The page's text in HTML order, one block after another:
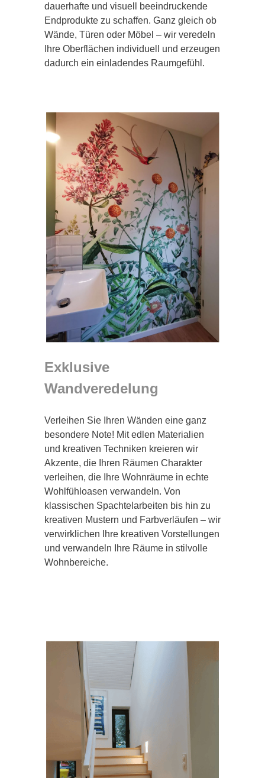
dauerhafte und visuell beeindruckende
Endprodukte zu schaffen. Ganz gleich ob
Wände, Türen oder Möbel – wir veredeln
Ihre Oberflächen individuell und erzeugen
dadurch ein einladendes Raumgefühl.
Exklusive
Wandveredelung
Verleihen Sie Ihren Wänden eine ganz
besondere Note! Mit edlen Materialien
und kreativen Techniken kreieren wir
Akzente, die Ihren Räumen Charakter
verleihen, die Ihre Wohnräume in echte
Wohlfühloasen verwandeln. Von
klassischen Spachtelarbeiten bis hin zu
kreativen Mustern und Farbverläufen – wir
verwirklichen Ihre kreativen Vorstellungen
und verwandeln Ihre Räume in stilvolle
Wohnbereiche.